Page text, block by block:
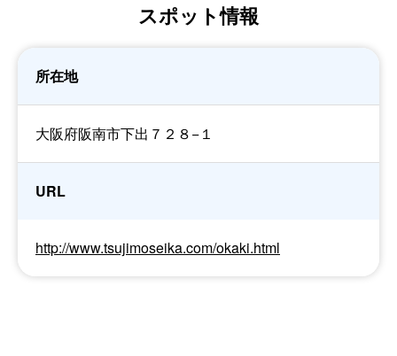
スポット情報
所在地
大阪府阪南市下出７２８−１
URL
http://www.tsujimoseika.com/okaki.html